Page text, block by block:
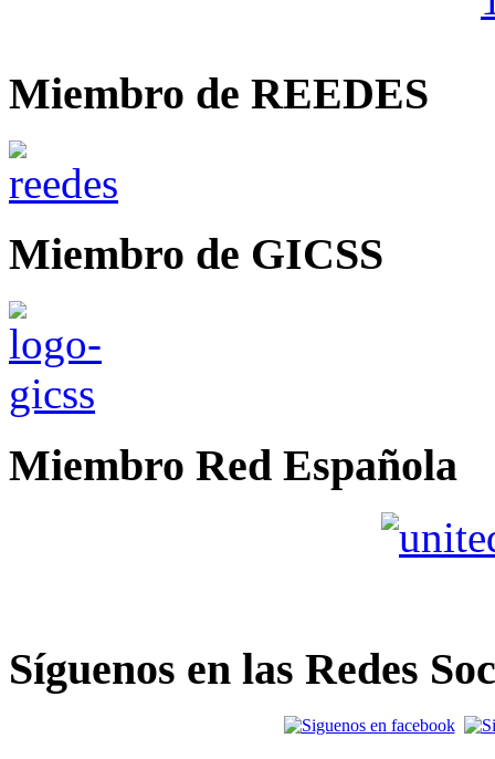
Miembro de REEDES
Miembro de GICSS
Miembro Red Española
Síguenos en las Redes